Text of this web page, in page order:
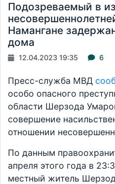
Подозреваемый в
Намангане
дома
12.04.2023 19:35 6
Пресс-служба МВД
особо опасного
области Шерзода
совершение
отношении
По данным
апреля этого года в
местный житель